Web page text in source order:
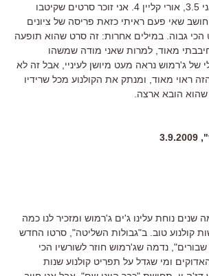
2, מאיר שניצר 2.5, אני 3.5, אורי קליין 4. אני זוכר סרטים שקיטבו
שאי פעם ראיתי כזאת פריסה של ציונים
הכי גבוה. במילים אחרות: זה סרט שהוא תופעה
מאוד, למרות שאני מודה שמשהו
של ג'רמוש נראה מעט מיושן לעיניי, אבל זה לא
ראוי מאוד, ומנתק את הקולנוע מכל שרידיו
שהוא הובא ארצה.
נוחת עלינו ג'ים ג'רמוש ומזכיר לנו כמה
קולנוע טוב. ב"גבולות השליטה", סרטו החדש
נדמה שג'רמוש חוזר לשורשיו הכי
ומי שגדל על תפריט קולנוע שנות